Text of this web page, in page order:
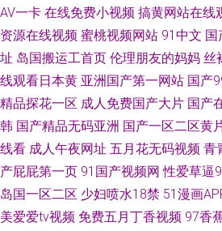
AV一卡 在线免费小视频 搞黄网站在线
资源在线视频 蜜桃视频网站 91中文 国
址 岛国搬运工首页 伦理朋友的妈妈 丝
线观看日本黄 亚洲国产第一网站 国产
精品探花一区 成人免费国产大片 国产
韩 国产精品无码亚洲 国产一区二区黄
线看 成人午夜网址 五月花无码视频 青
产屁屁第一页 91国产视频网 性爱草逼
岛国一区二区 少妇喷水18禁 51漫画
美爱爱tv视频 免费五月丁香视频 97香